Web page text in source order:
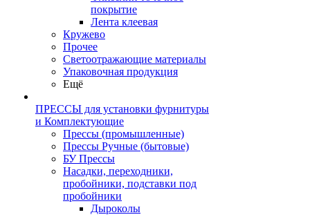
покрытие
Лента клеевая
Кружево
Прочее
Светоотражающие материалы
Упаковочная продукция
Ещё
ПРЕССЫ для установки фурнитуры
и Комплектующие
Прессы (промышленные)
Прессы Ручные (бытовые)
БУ Прессы
Насадки, переходники,
пробойники, подставки под
пробойники
Дыроколы